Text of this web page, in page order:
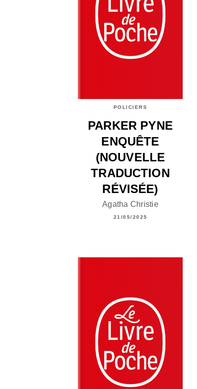
POLICIERS
PARKER PYNE
ENQUÊTE
(NOUVELLE
TRADUCTION
RÉVISÉE)
Agatha Christie
21/05/2025